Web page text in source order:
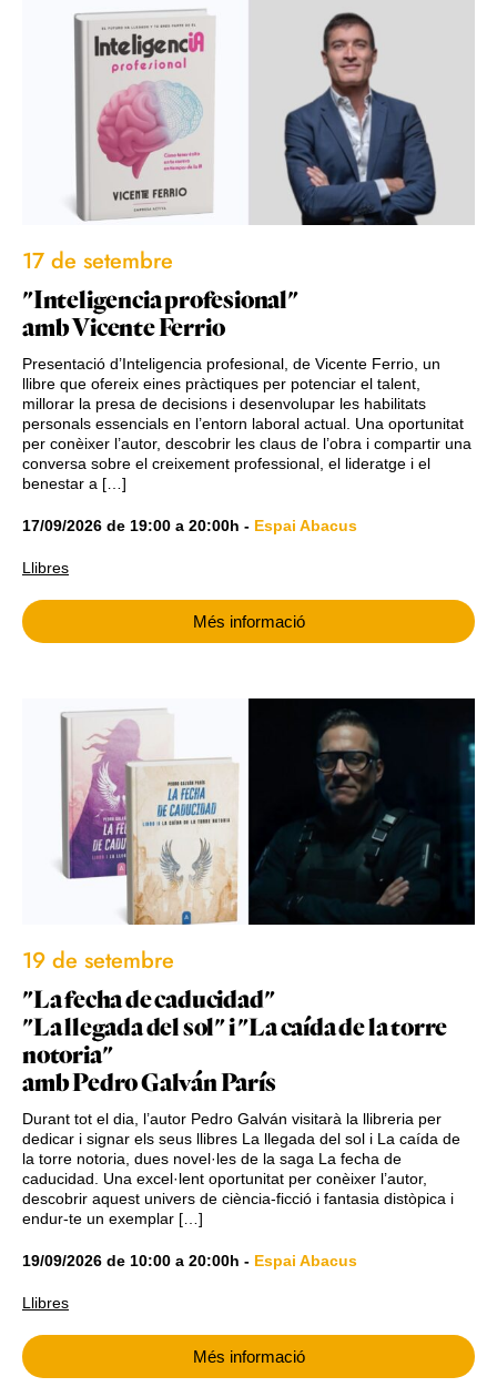
17 de setembre
"Inteligencia profesional"
amb Vicente Ferrio
Presentació d’Inteligencia profesional, de Vicente Ferrio, un
llibre que ofereix eines pràctiques per potenciar el talent,
millorar la presa de decisions i desenvolupar les habilitats
personals essencials en l’entorn laboral actual. Una oportunitat
per conèixer l’autor, descobrir les claus de l’obra i compartir una
conversa sobre el creixement professional, el lideratge i el
benestar a […]
17/09/2026 de 19:00 a 20:00h - Espai Abacus
Llibres
Més informació
19 de setembre
"La fecha de caducidad"
"La llegada del sol" i "La caída de la torre
notoria"
amb Pedro Galván París
Durant tot el dia, l’autor Pedro Galván visitarà la llibreria per
dedicar i signar els seus llibres La llegada del sol i La caída de
la torre notoria, dues novel·les de la saga La fecha de
caducidad. Una excel·lent oportunitat per conèixer l’autor,
descobrir aquest univers de ciència-ficció i fantasia distòpica i
endur-te un exemplar […]
19/09/2026 de 10:00 a 20:00h - Espai Abacus
Llibres
Més informació